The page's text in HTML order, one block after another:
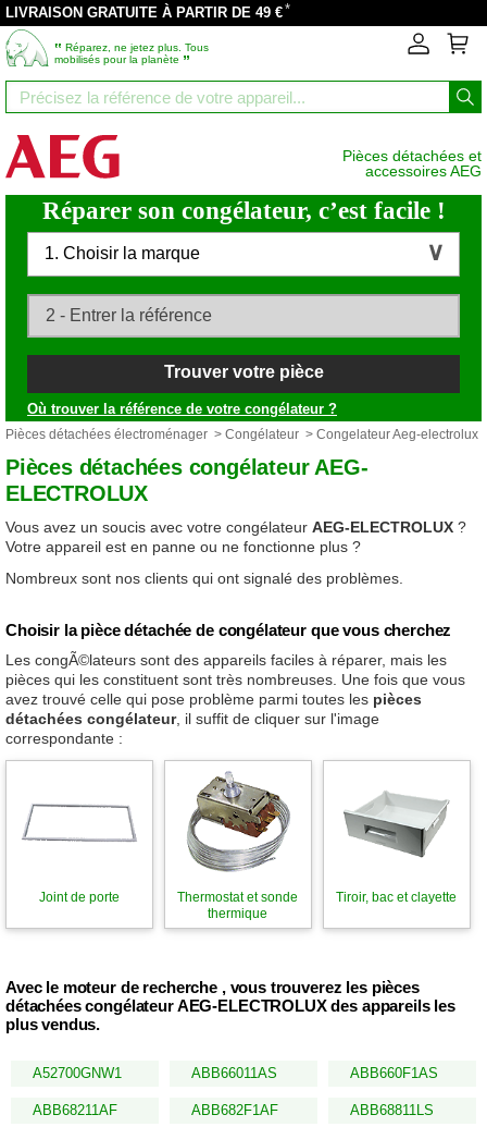
LIVRAISON GRATUITE À PARTIR DE 49 €*
‟ Réparez, ne jetez plus. Tous
mobilisés pour la planète ”
Pièces détachées et
accessoires AEG
Réparer son congélateur, c’est facile !
1. Choisir la marque
Trouver votre pièce
Où trouver la référence de votre congélateur ?
Pièces détachées électroménager > Congélateur > Congelateur Aeg-electrolux
Pièces détachées congélateur AEG-
ELECTROLUX
Vous avez un soucis avec votre congélateur AEG-ELECTROLUX ?
Votre appareil est en panne ou ne fonctionne plus ?
Nombreux sont nos clients qui ont signalé des problèmes.
Choisir la pièce détachée de congélateur que vous cherchez
Les congÃ©lateurs sont des appareils faciles à réparer, mais les
pièces qui les constituent sont très nombreuses. Une fois que vous
avez trouvé celle qui pose problème parmi toutes les pièces
détachées congélateur, il suffit de cliquer sur l'image
correspondante :
Joint de porte
Thermostat et sonde
thermique
Tiroir, bac et clayette
Avec le moteur de recherche , vous trouverez les pièces
détachées congélateur AEG-ELECTROLUX des appareils les
plus vendus.
A52700GNW1 ABB66011AS ABB660F1AS
ABB68211AF ABB682F1AF ABB68811LS